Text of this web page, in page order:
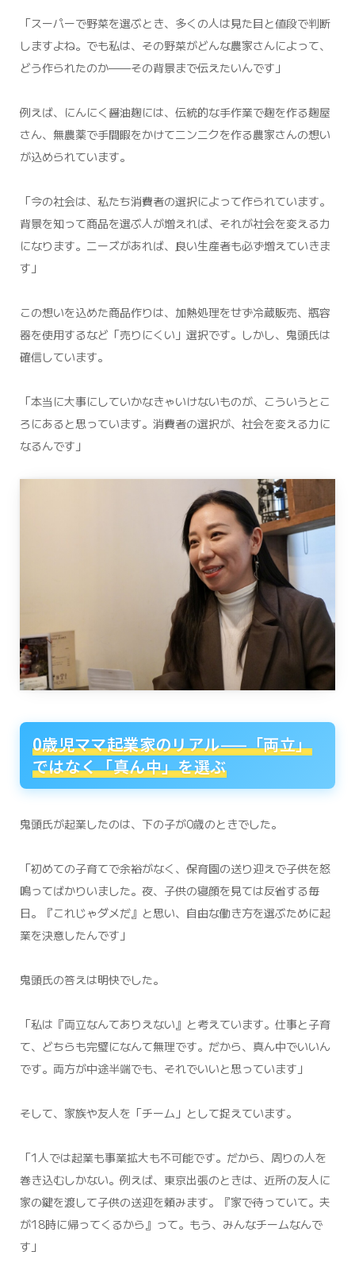
「スーパーで野菜を選ぶとき、多くの人は見た目と値段で判断
しますよね。でも私は、その野菜がどんな農家さんによって、
どう作られたのか——その背景まで伝えたいんです」
例えば、にんにく醤油麹には、伝統的な手作業で麹を作る麹屋
さん、無農薬で手間暇をかけてニンニクを作る農家さんの想い
が込められています。
「今の社会は、私たち消費者の選択によって作られています。
背景を知って商品を選ぶ人が増えれば、それが社会を変える力
になります。ニーズがあれば、良い生産者も必ず増えていきま
す」
この想いを込めた商品作りは、加熱処理をせず冷蔵販売、瓶容
器を使用するなど「売りにくい」選択です。しかし、鬼頭氏は
確信しています。
「本当に大事にしていかなきゃいけないものが、こういうとこ
ろにあると思っています。消費者の選択が、社会を変える力に
なるんです」
0歳児ママ起業家のリアル——「両立」
ではなく「真ん中」を選ぶ
鬼頭氏が起業したのは、下の子が0歳のときでした。
「初めての子育てで余裕がなく、保育園の送り迎えで子供を怒
鳴ってばかりいました。夜、子供の寝顔を見ては反省する毎
日。『これじゃダメだ』と思い、自由な働き方を選ぶために起
業を決意したんです」
鬼頭氏の答えは明快でした。
「私は『両立なんてありえない』と考えています。仕事と子育
て、どちらも完璧になんて無理です。だから、真ん中でいいん
です。両方が中途半端でも、それでいいと思っています」
そして、家族や友人を「チーム」として捉えています。
「1人では起業も事業拡大も不可能です。だから、周りの人を
巻き込むしかない。例えば、東京出張のときは、近所の友人に
家の鍵を渡して子供の送迎を頼みます。『家で待っていて。夫
が18時に帰ってくるから』って。もう、みんなチームなんで
す」